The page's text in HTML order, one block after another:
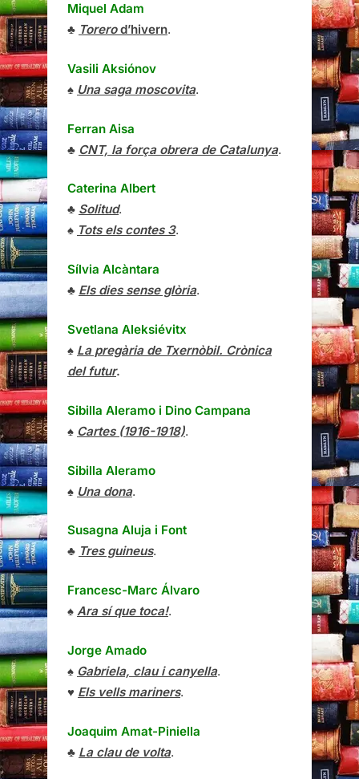
Miquel Adam
♣ Torerod’hivern.
Vasili Aksiónov
♠ Una saga moscovita.
Ferran Aisa
♣ CNT, la força obrera de Catalunya.
Caterina Albert
♣ Solitud.
♠ Tots els contes 3.
Sílvia Alcàntara
♣ Els dies sense glòria.
Svetlana Aleksiévitx
♠ La pregària de Txernòbil. Crònica
del futur.
Sibilla Aleramo i Dino Campana
♠ Cartes (1916-1918).
Sibilla Aleramo
♠ Una dona.
Susagna Aluja i Font
♣ Tres guineus.
Francesc-Marc Álvaro
♠ Ara sí que toca!.
Jorge Amado
♠ Gabriela, clau i canyella.
♥ Els vells mariners.
Joaquim Amat-Piniella
♣ La clau de volta.